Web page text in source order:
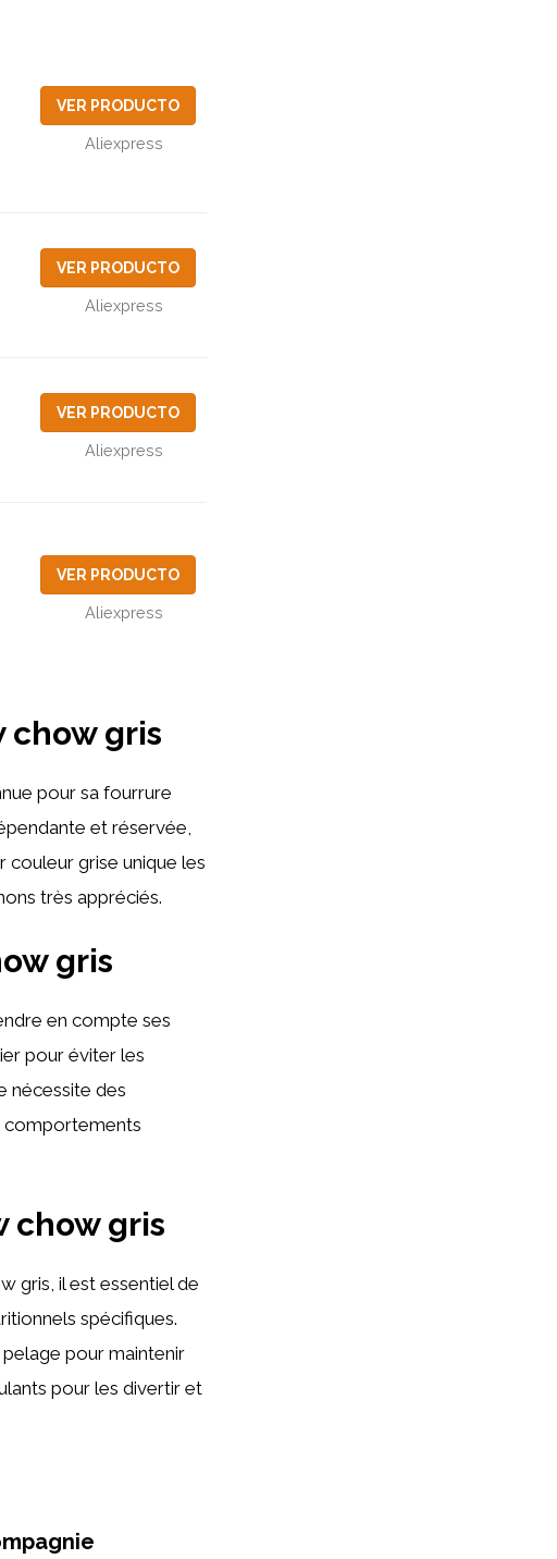
VER PRODUCTO
Aliexpress
VER PRODUCTO
Aliexpress
VER PRODUCTO
Aliexpress
VER PRODUCTO
Aliexpress
chow gris
pour sa fourrure
et réservée,
grise unique les
très appréciés.
gris
en compte ses
pour éviter les
nécessite des
comportements
chow gris
gris, il est essentiel de
spécifiques.
pour maintenir
pour les divertir et